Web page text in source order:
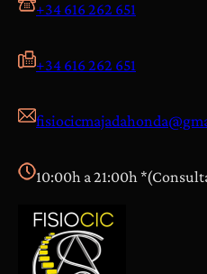
+34 616 262 651
+34 616 262 651
10:00h a 21:00h